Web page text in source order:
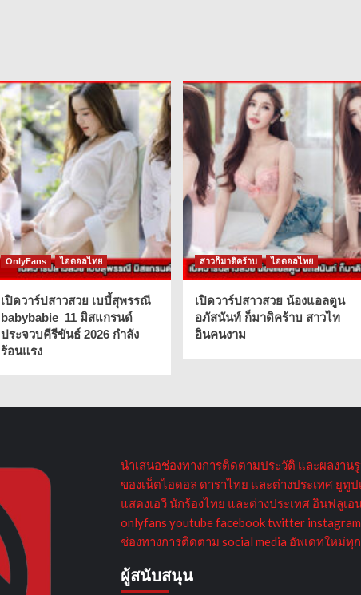
OnlyFans ไอดอลไทย
เปิดวาร์ปสาวสวย เบบี้สุพรรณี
babybabie_11 มิสแกรนด์
ประจวบคีรีขันธ์ 2026 กำลัง
ร้อนแรง
สาวก็มาดิคร้าบ ไอดอลไทย
เปิดวาร์ปสาวสวย น้องแอลตูน
อภัสนันท์ ก็มาดิคร้าบ สาวไท
อินคนงาม
นำเสนอช่องทางการติดตามประวัติ และผลงาน
ของเน็ตไอดอล ดาราไทย และต่างประเทศ ยูทูป
แสดงเอวี นักร้องไทย และต่างประเทศ อินฟลูเอ
onlyfans youtube facebook twitter
ช่องทางการติดตาม social media อัพเดทใหม่ทุ
ผู้สนับสนุน